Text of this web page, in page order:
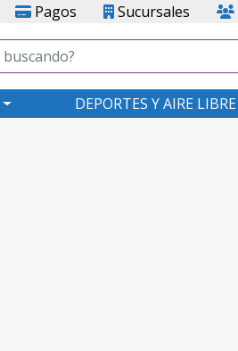
Pagos Sucursales
DEPORTES Y AIRE LIBRE